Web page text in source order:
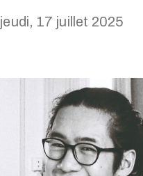
jeudi, 17 juillet 2025